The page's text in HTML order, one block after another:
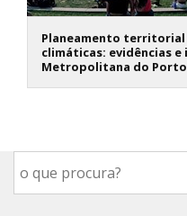
Planeamento
climáticas: evidências e
Metropolitana do Porto